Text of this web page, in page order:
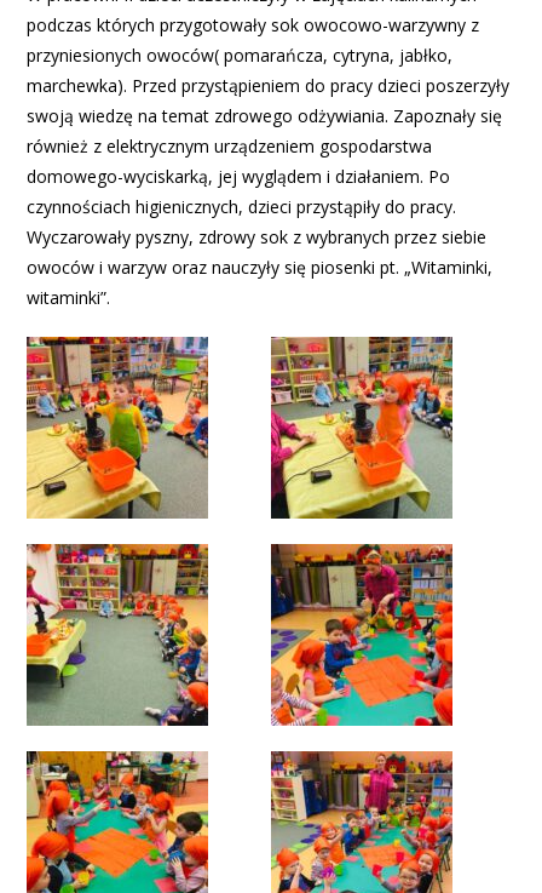
podczas których przygotowały sok owocowo-warzywny z
przyniesionych owoców( pomarańcza, cytryna, jabłko,
marchewka). Przed przystąpieniem do pracy dzieci poszerzyły
swoją wiedzę na temat zdrowego odżywiania. Zapoznały się
również z elektrycznym urządzeniem gospodarstwa
domowego-wyciskarką, jej wyglądem i działaniem. Po
czynnościach higienicznych, dzieci przystąpiły do pracy.
Wyczarowały pyszny, zdrowy sok z wybranych przez siebie
owoców i warzyw oraz nauczyły się piosenki pt. „Witaminki,
witaminki”.